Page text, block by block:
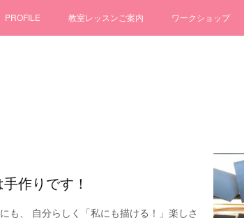
PROFILE 教室レッスンご案内 ワークショップ
作りです！
も、 自分らしく「私にも描ける！」楽しさ